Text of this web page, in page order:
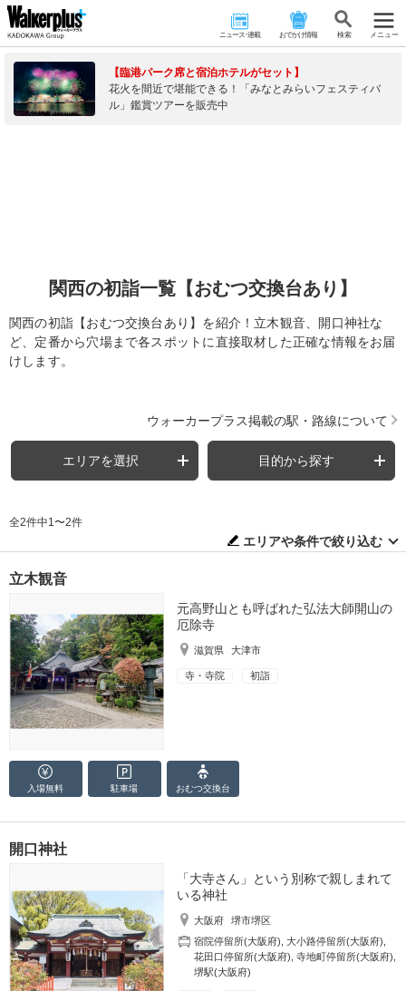
ニュース･連載 おでかけ情報 検 索 メニュー
【臨港パーク席と宿泊ホテルがセット】
花火を間近で堪能できる！「みなとみらいフェスティバ
ル」鑑賞ツアーを販売中
関西の初詣一覧【おむつ交換台あり】
関西の初詣【おむつ交換台あり】を紹介！立木観音、開口神社な
ど、定番から穴場まで各スポットに直接取材した正確な情報をお届
けします。
ウォーカープラス掲載の駅・路線について
エリアを選択 目的から探す
全2件中1〜2件
エリアや条件で絞り込む
立木観音
元高野山とも呼ばれた弘法大師開山の
厄除寺
滋賀県 大津市
寺・寺院 初詣
入場無料 駐車場 おむつ交換台
開口神社
「大寺さん」という別称で親しまれて
いる神社
大阪府
堺市堺区
宿院停留所(大阪府) ,大小路停留所(大阪府)
花田口停留所(大阪府) ,寺地町停留所(大阪府)
堺駅(大阪府)